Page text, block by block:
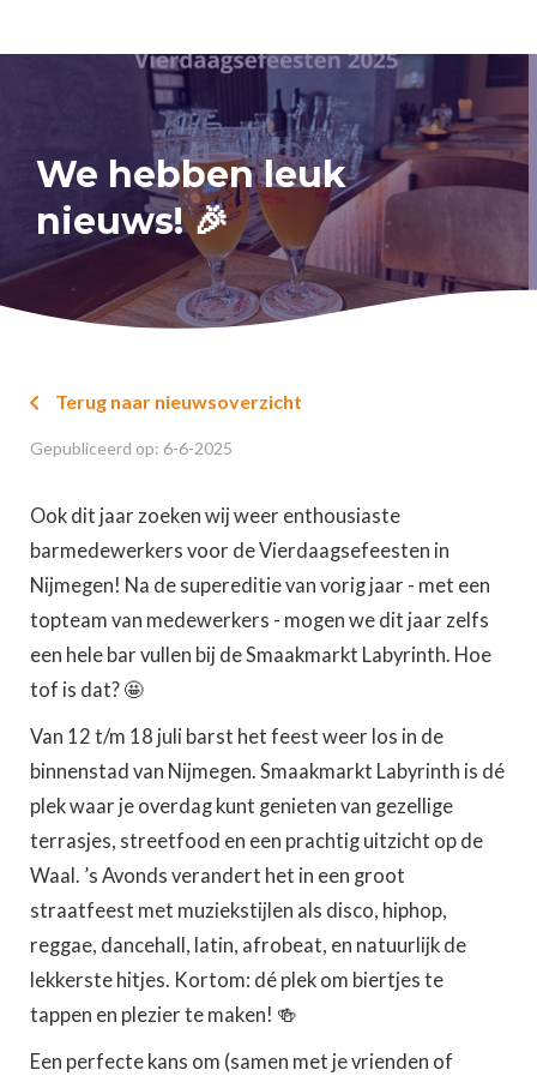
We hebben leuk
nieuws! 🎉
 Terug naar nieuwsoverzicht
Gepubliceerd op: 6-6-2025
Ook dit jaar zoeken wij weer enthousiaste
barmedewerkers voor de Vierdaagsefeesten in
Nijmegen! Na de supereditie van vorig jaar - met een
topteam van medewerkers - mogen we dit jaar zelfs
een hele bar vullen bij de Smaakmarkt Labyrinth. Hoe
tof is dat? 🤩
Van 12 t/m 18 juli barst het feest weer los in de
binnenstad van Nijmegen. Smaakmarkt Labyrinth is dé
plek waar je overdag kunt genieten van gezellige
terrasjes, streetfood en een prachtig uitzicht op de
Waal. ’s Avonds verandert het in een groot
straatfeest met muziekstijlen als disco, hiphop,
reggae, dancehall, latin, afrobeat, en natuurlijk de
lekkerste hitjes. Kortom: dé plek om biertjes te
tappen en plezier te maken! 🍻
Een perfecte kans om (samen met je vrienden of